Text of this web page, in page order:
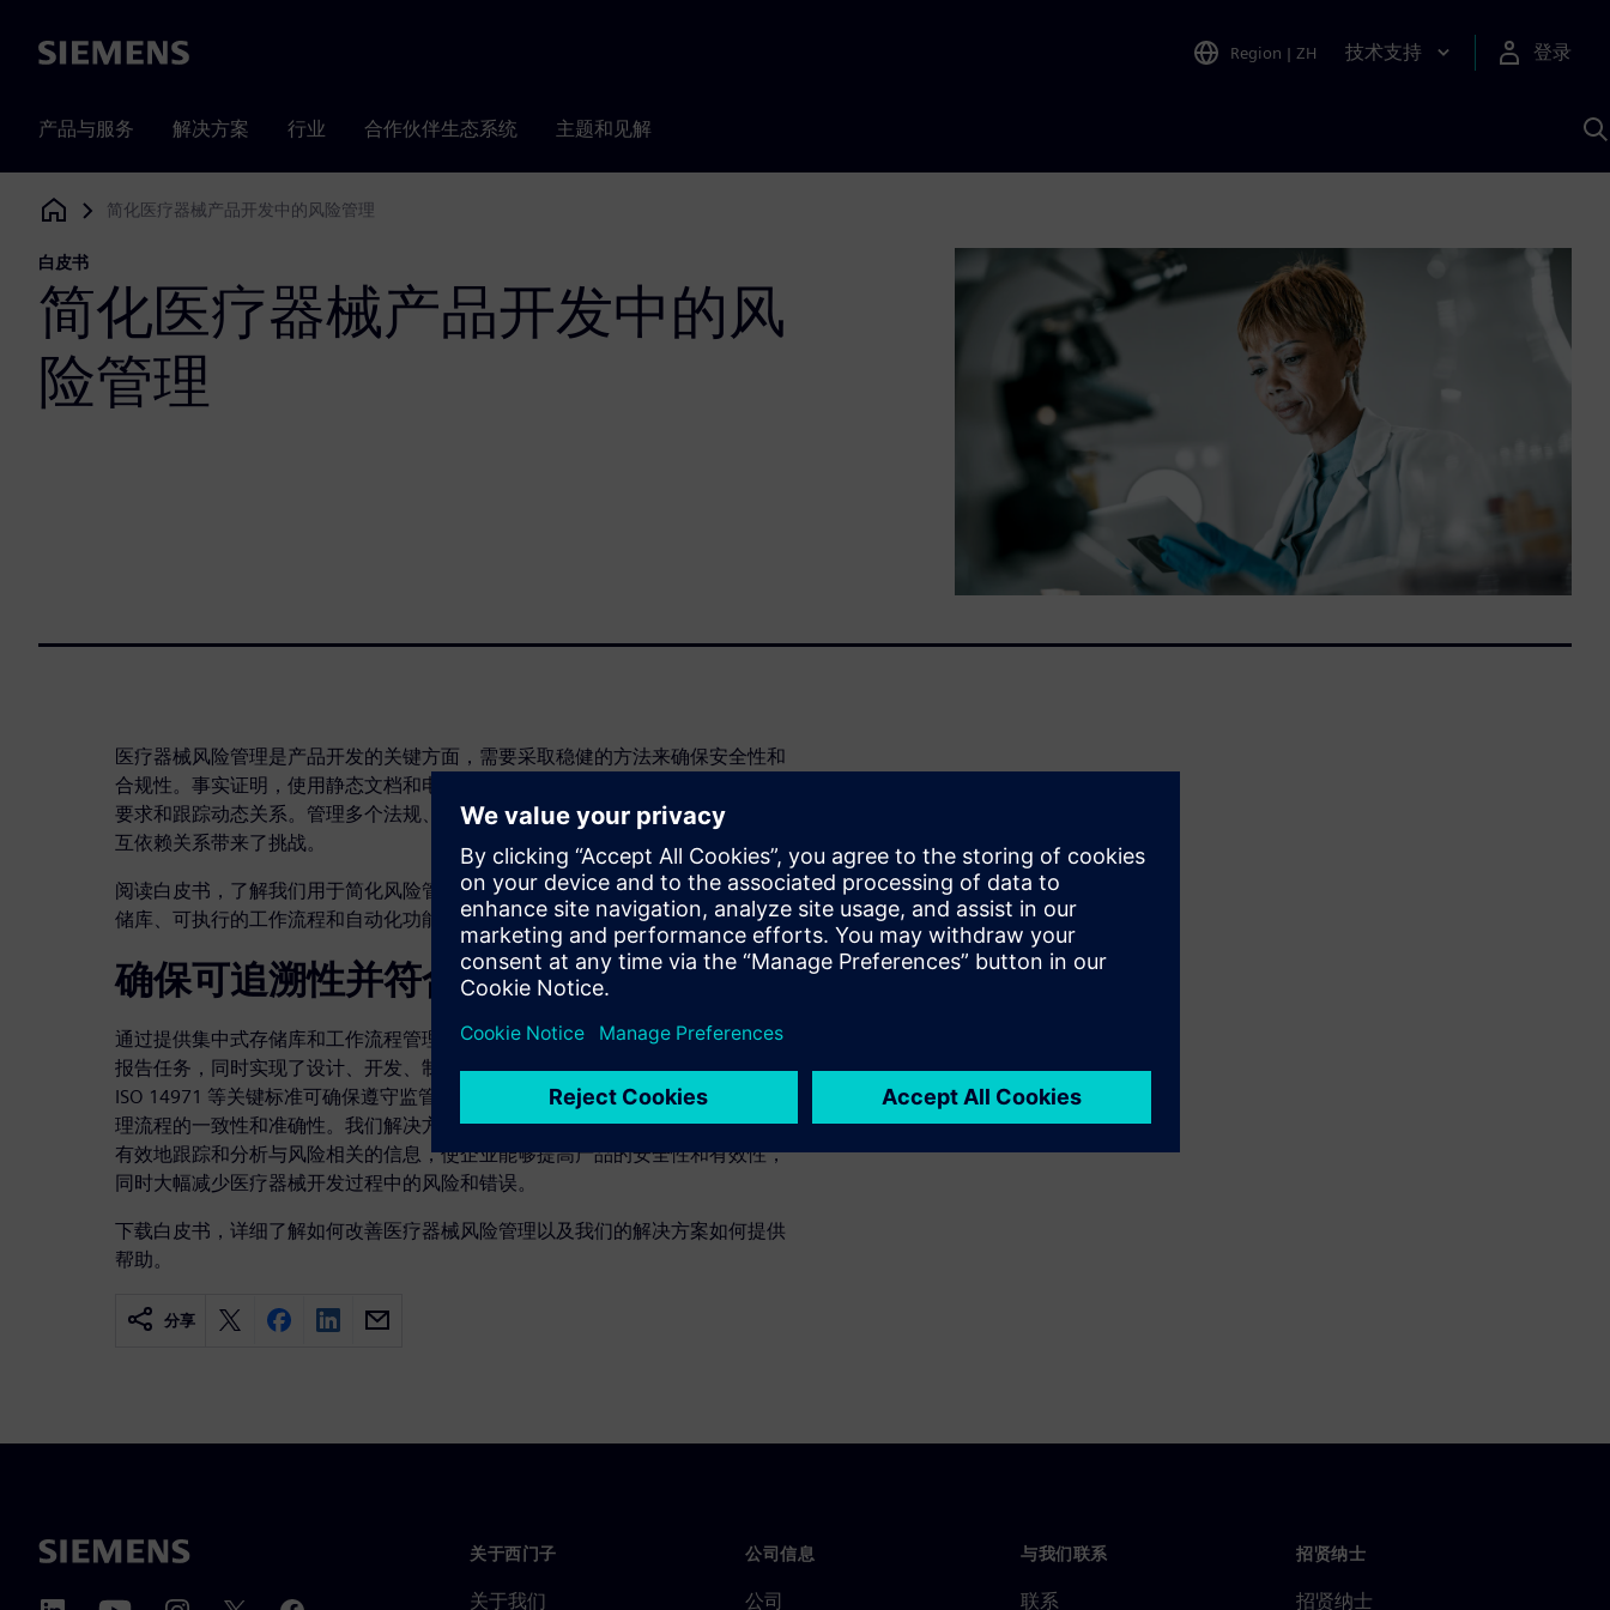
Siemens Region | ZH 技术支持 登录
产品与服务 解决方案 行业 合作伙伴生态系统 主题和见解
Siemens Digital Industries Software
简化医疗器械产品开发中的风险管理
白皮书
简化医疗器械产品开发中的风
险管理
医疗器械风险管理是产品开发的关键方面，需要采取稳健的方法来确保安全性和
合规性。事实证明，使用静态文档和电子表格的传统方法不足以处理复杂的监管
要求和跟踪动态关系。管理多个法规、模糊的定义和系统组件之间错综复杂的相
互依赖关系带来了挑战。
阅读白皮书，了解我们用于简化风险管理流程的综合解决方案，它提供集中式存
储库、可执行的工作流程和自动化功能。
确保可追溯性并符合监管标准
通过提供集中式存储库和工作流程管理系统，我们的解决方案简化了需求管理和
报告任务，同时实现了设计、开发、制造和上市后监控的深度可追溯性。集成
ISO 14971 等关键标准可确保遵守监管框架，而可执行的工作流程可确保风险管
理流程的一致性和准确性。我们解决方案的可定制报告工具和关系数据结构能够
有效地跟踪和分析与风险相关的信息，使企业能够提高产品的安全性和有效性，
同时大幅减少医疗器械开发过程中的风险和错误。
下载白皮书，详细了解如何改善医疗器械风险管理以及我们的解决方案如何提供
帮助。
分享
关于西门子
关于我们
公司信息
公司
与我们联系
联系
招贤纳士
招贤纳士